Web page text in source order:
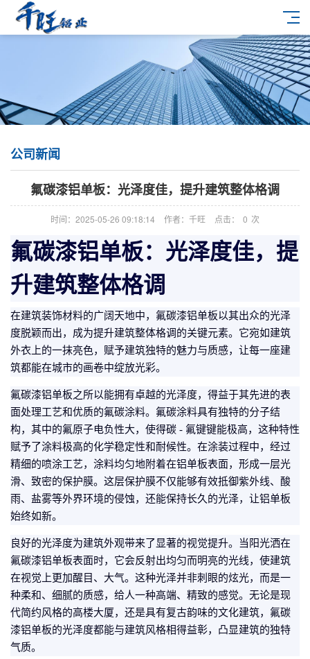
公司新闻
氟碳漆铝单板：光泽度佳，提升建筑整体格调
时间：2025-05-26 09:18:14 作者：千旺 点击： 0 次
氟碳漆铝单板：光泽度佳，提
升建筑整体格调
在建筑装饰材料的广阔天地中，氟碳漆铝单板以其出众的光泽
度脱颖而出，成为提升建筑整体格调的关键元素。它宛如建筑
外衣上的一抹亮色，赋予建筑独特的魅力与质感，让每一座建
筑都能在城市的画卷中绽放光彩。
氟碳漆铝单板之所以能拥有卓越的光泽度，得益于其先进的表
面处理工艺和优质的氟碳涂料。氟碳涂料具有独特的分子结
构，其中的氟原子电负性大，使得碳 - 氟键键能极高，这种特性
赋予了涂料极高的化学稳定性和耐候性。在涂装过程中，经过
精细的喷涂工艺，涂料均匀地附着在铝单板表面，形成一层光
滑、致密的保护膜。这层保护膜不仅能够有效抵御紫外线、酸
雨、盐雾等外界环境的侵蚀，还能保持长久的光泽，让铝单板
始终如新。
良好的光泽度为建筑外观带来了显著的视觉提升。当阳光洒在
氟碳漆铝单板表面时，它会反射出均匀而明亮的光线，使建筑
在视觉上更加醒目、大气。这种光泽并非刺眼的炫光，而是一
种柔和、细腻的质感，给人一种高端、精致的感觉。无论是现
代简约风格的高楼大厦，还是具有复古韵味的文化建筑，氟碳
漆铝单板的光泽度都能与建筑风格相得益彰，凸显建筑的独特
气质。